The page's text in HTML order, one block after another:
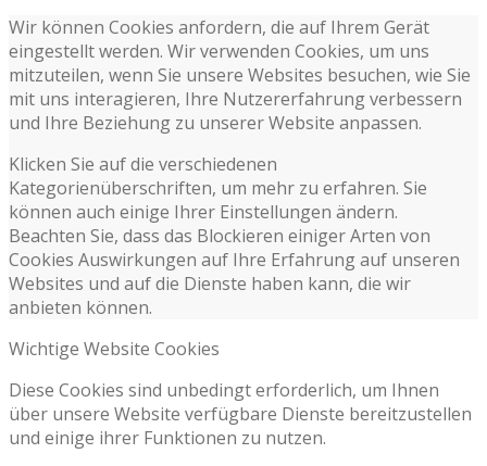
Wir können Cookies anfordern, die auf Ihrem Gerät
eingestellt werden. Wir verwenden Cookies, um uns
mitzuteilen, wenn Sie unsere Websites besuchen, wie Sie
mit uns interagieren, Ihre Nutzererfahrung verbessern
und Ihre Beziehung zu unserer Website anpassen.
Klicken Sie auf die verschiedenen
Kategorienüberschriften, um mehr zu erfahren. Sie
können auch einige Ihrer Einstellungen ändern.
Beachten Sie, dass das Blockieren einiger Arten von
Cookies Auswirkungen auf Ihre Erfahrung auf unseren
Websites und auf die Dienste haben kann, die wir
anbieten können.
Wichtige Website Cookies
Diese Cookies sind unbedingt erforderlich, um Ihnen
über unsere Website verfügbare Dienste bereitzustellen
und einige ihrer Funktionen zu nutzen.